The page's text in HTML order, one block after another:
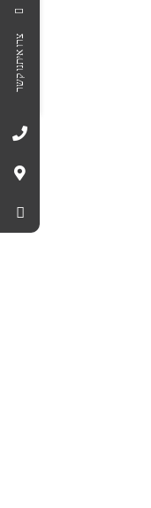
צרו איתנו קשר